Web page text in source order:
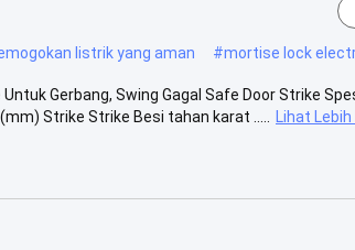
listrik yang aman #mortise lock
Gerbang, Swing Gagal Safe Door Strike
Strike Strike Besi tahan karat .....
Lihat